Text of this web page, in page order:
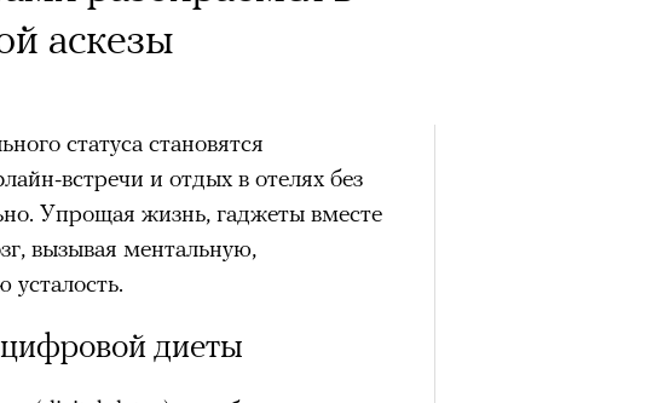
аскезы
статуса становятся
встречи и отдых в отелях без
Упрощая жизнь, гаджеты вместе
вызывая ментальную,
диеты
а другие
объясняют, как
и почему к ней